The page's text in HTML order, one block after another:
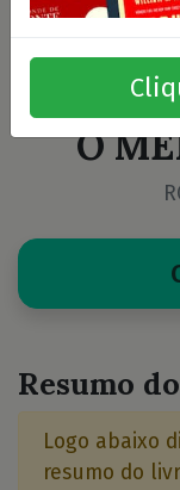
O
Resumo
Logo abaixo
resumo do